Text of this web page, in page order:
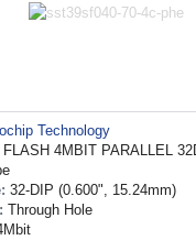
Technology
FLASH 4MBIT PARALLEL
32-DIP (0.600", 15.24mm)
Through Hole